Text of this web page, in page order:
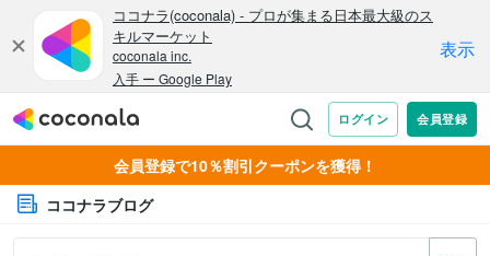
会員登録で10％割引クーポンを獲得！
ココナラブログ